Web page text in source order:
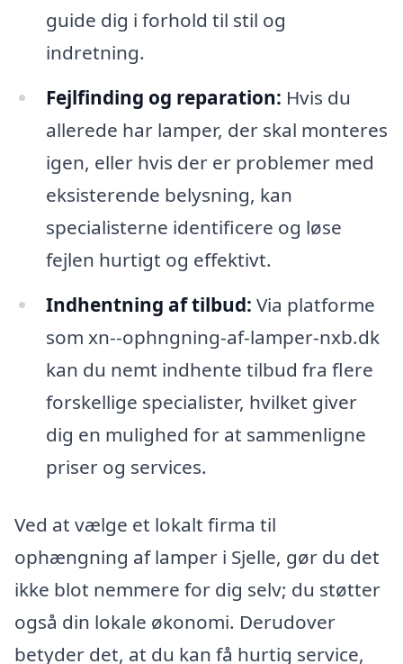
guide dig i forhold til stil og
indretning.
Fejlfinding og reparation: Hvis du
allerede har lamper, der skal monteres
igen, eller hvis der er problemer med
eksisterende belysning, kan
specialisterne identificere og løse
fejlen hurtigt og effektivt.
Indhentning af tilbud: Via platforme
som xn--ophngning-af-lamper-nxb.dk
kan du nemt indhente tilbud fra flere
forskellige specialister, hvilket giver
dig en mulighed for at sammenligne
priser og services.
Ved at vælge et lokalt firma til
ophængning af lamper i Sjelle, gør du det
ikke blot nemmere for dig selv; du støtter
også din lokale økonomi. Derudover
betyder det, at du kan få hurtig service,